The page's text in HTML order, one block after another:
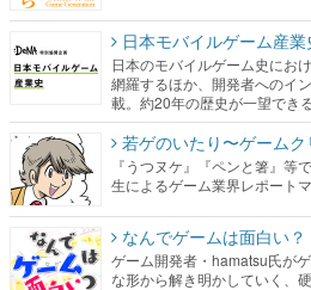
日本モバイルゲーム産業
日本のモバイルゲーム史にお
網羅するほか、開発者へのイ
載。約20年の歴史が一望でき
若ゲのいたり〜ゲーム
『うつヌケ』『ペンと箸』等
生によるゲーム業界レポートマ
なんでゲームは面白い？
ゲーム開発者・hamatsu氏が
な形から解き明かしていく、